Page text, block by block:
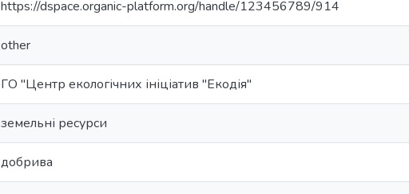
https://dspace.organic-platform.org/handle/123456789/914
other
ГО "Центр екологічних ініціатив "Екодія"
земельні ресурси
добрива